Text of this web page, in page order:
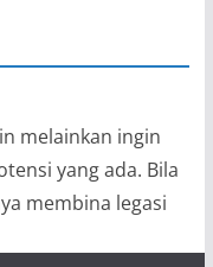
melainkan ingin
yang ada. Bila
membina legasi